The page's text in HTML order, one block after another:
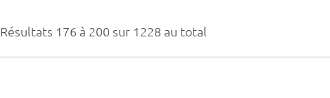
Résultats 176 à 200 sur 1228 au total